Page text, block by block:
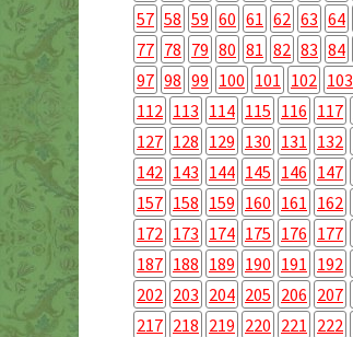
57 58 59 60 61 62 63 64
77 78 79 80 81 82 83 84
97 98 99 100 101 102 103
112 113 114 115 116 117
127 128 129 130 131 132
142 143 144 145 146 147
157 158 159 160 161 162
172 173 174 175 176 177
187 188 189 190 191 192
202 203 204 205 206 207
217 218 219 220 221 222